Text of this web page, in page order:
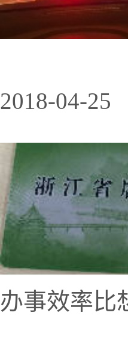
2018-04-25
办事效率比